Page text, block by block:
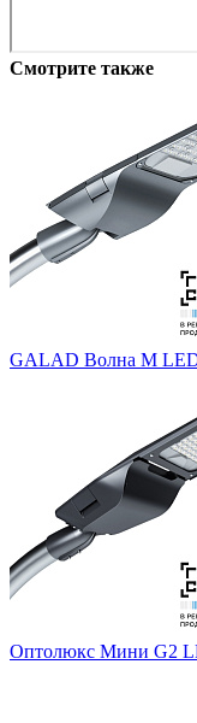
Смотрите также
GALAD Волна M
Оптолюкс Мини G2